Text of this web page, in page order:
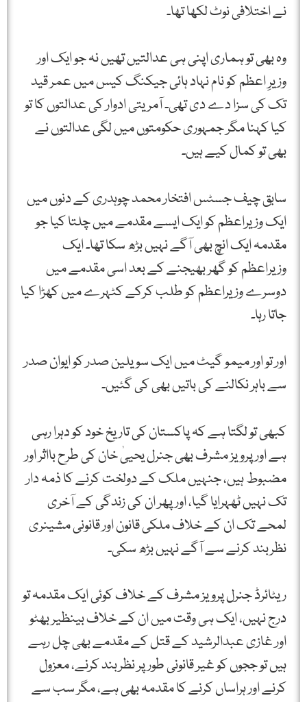
نے اختلافی نوٹ لکھا تھا۔
وہ بھی تو ہماری اپنی ہی عدالتیں تھیں نہ جو ایک اور
وزیرِ اعظم کو نام نہاد ہائی جیکنگ کیس میں عمر قید
تک کی سزا دے دی تھی۔ آمریتی ادوار کی عدالتوں کا تو
کیا کہنا مگر جمہوری حکومتوں میں لگی عدالتوں نے
بھی تو کمال کیے ہیں۔
سابق چیف جسٹس افتخار محمد چوہدری کے دنوں میں
ایک وزیراعظم کو ایک ایسے مقدمے میں چلتا کیا جو
مقدمہ ایک انچ بھی آگے نہیں بڑھ سکا تھا۔ ایک
وزیراعظم کو گھر بھیجنے کے بعد اسی مقدمے میں
دوسرے وزیراعظم کو طلب کرکے کٹہرے میں کھڑا کیا
جاتا رہا۔
اور تو اور میمو گیٹ میں ایک سویلین صدر کو ایوان صدر
سے باہر نکالنے کی باتیں بھی کی گئیں۔
کبھی تو لگتا ہے کہ پاکستان کی تاریخ خود کو دہرا رہی
ہے اور پرویز مشرف بھی جنرل یحییٰ خان کی طرح بااثر اور
مضبوط ہیں، جنہیں ملک کے دولخت کرنے کا ذمہ دار
تک نہیں ٹھہرایا گیا، اور پھر ان کی زندگی کے آخری
لمحے تک ان کے خلاف ملکی قانون اور قانونی مشینری
نظربند کرنے سے آگے نہیں بڑھ سکی۔
ریٹائرڈ جنرل پرویز مشرف کے خلاف کوئی ایک مقدمہ تو
درج نہیں، ایک ہی وقت میں ان کے خلاف بینظیر بھٹو
اور غازی عبدالرشید کے قتل کے مقدمے بھی چل رہے
ہیں تو ججوں کو غیر قانونی طور پر نظربند کرنے، معزول
کرنے اور ہراساں کرنے کا مقدمہ بھی ہے، مگر سب سے